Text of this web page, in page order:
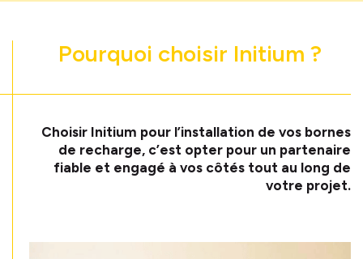
Pourquoi choisir Initium ?
Choisir Initium pour l’installation de vos bornes
de recharge, c’est opter pour un partenaire
fiable et engagé à vos côtés tout au long de
votre projet.